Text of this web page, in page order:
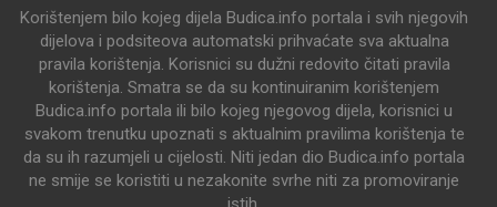
Korištenjem bilo kojeg dijela Budica.info portala i svih njegovih
dijelova i podsiteova automatski prihvaćate sva aktualna
pravila korištenja. Korisnici su dužni redovito čitati pravila
korištenja. Smatra se da su kontinuiranim korištenjem
Budica.info portala ili bilo kojeg njegovog dijela, korisnici u
svakom trenutku upoznati s aktualnim pravilima korištenja te
da su ih razumjeli u cijelosti. Niti jedan dio Budica.info portala
ne smije se koristiti u nezakonite svrhe niti za promoviranje